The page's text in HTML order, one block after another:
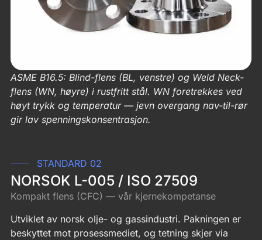
ASME B16.5: Blind-flens (BL, venstre) og Weld Neck-
flens (WN, høyre) i rustfritt stål. WN foretrekkes ved
høyt trykk og temperatur — jevn overgang nav-til-rør
gir lav spenningskonsentrasjon.
STANDARD 02
NORSOK L-005 / ISO 27509
Kompakt flens (CFC) — vår kjernekompetanse
Utviklet av norsk olje- og gassindustri. Pakningen er
beskyttet mot prosessmediet, og tetning skjer via